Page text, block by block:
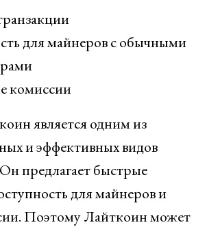
для майнеров с обычными
комиссии
является одним из
и эффективных видов
предлагает быстрые
для майнеров и
Поэтому Лайткоин может